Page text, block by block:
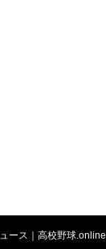
ース｜高校野球.online